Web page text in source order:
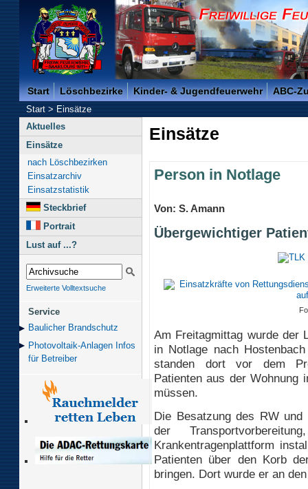
Freiwillige Feuerwehr der Kreisstadt Saarlouis -
Start Löschbezirke Kinder- & Jugendfeuerwehr ABC-
Start>Einsätze
Aktuelles
Einsätze
nach Löschbezirken
Einsatzarchiv
Einsatzstatistik
Steckbrief
Portrait
Lust auf ...?
Erweiterte Volltextsuche
Service
Baulicher Brand­schutz
Photovoltaik-Anlagen Infos
für Betreiber
Einsätze
Person in Notlage
Von: S. Amann
Übergewichtiger
Am Freitagmittag wurde der
in Notlage nach
standen dort vor dem
Patienten aus der Wohnung
müssen.
Die Besatzung des RW
der
Krankentragenplattform
Patienten über den Korb
bringen. Dort wurde er an